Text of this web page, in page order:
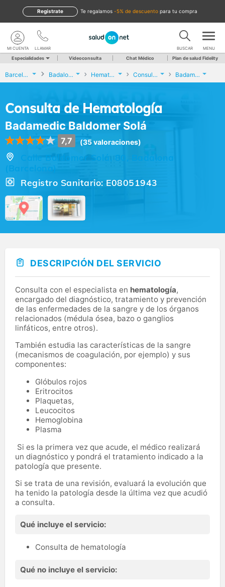
te regalamos -5% de descuento para tu compra
Regístrate
LLAMAR
MI CUENTA BUSCAR MENU
Especialidades Videoconsulta Chat Médico Plan de salud Fidelity
Barcelona Badalona Hematología Consulta de Hematología Badamedic Baldomer Solá
Consulta de Hematología
Badamedic Baldomer Solá
7,7 (35 valoraciones)
Calle Baldomer Solá, 80, Badalona
(Barcelona)
Registro Sanitario: E08051943
DESCRIPCIÓN DEL SERVICIO
Consulta con el especialista en hematología,
encargado del diagnóstico, tratamiento y prevención
de las enfermedades de la sangre y de los órganos
relacionados (médula ósea, bazo o ganglios
linfáticos, entre otros).
También estudia las características de la sangre
(mecanismos de coagulación, por ejemplo) y sus
componentes:
Glóbulos rojos
Eritrocitos
Plaquetas,
Leucocitos
Hemoglobina
Plasma
Si es la primera vez que acude, el médico realizará
un diagnóstico y pondrá el tratamiento indicado a la
patología que presente.
Si se trata de una revisión, evaluará la evolución que
ha tenido la patología desde la última vez que acudió
a consulta.
Qué incluye el servicio:
Consulta de hematología
Qué no incluye el servicio: